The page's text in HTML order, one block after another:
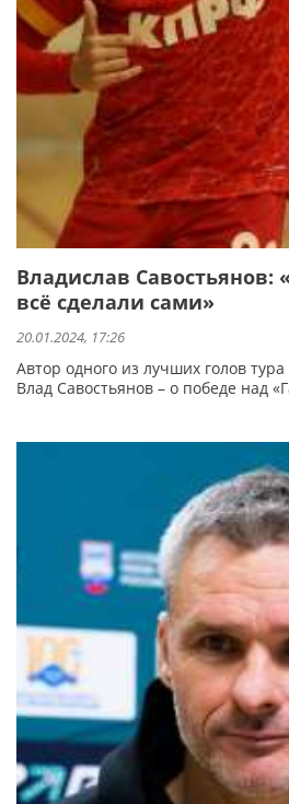
Владислав Савостьянов:
всё сделали сами»
20.01.2024, 17:26
Автор одного из лучших голов
Влад Савостьянов – о победе над